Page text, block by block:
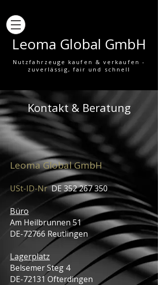
Leoma Global GmbH
Nutzfahrzeuge kaufen & verkaufen -
zuverlässig, fair und schnell
Kontakt & Beratung
Leoma Global GmbH
USt-ID-NrDE352 267 350
Büro
Am Heilbrunnen 51
DE-72766 Reutlingen
Lagerplatz
Belsemer Steg 4
​DE-72131 Ofterdingen